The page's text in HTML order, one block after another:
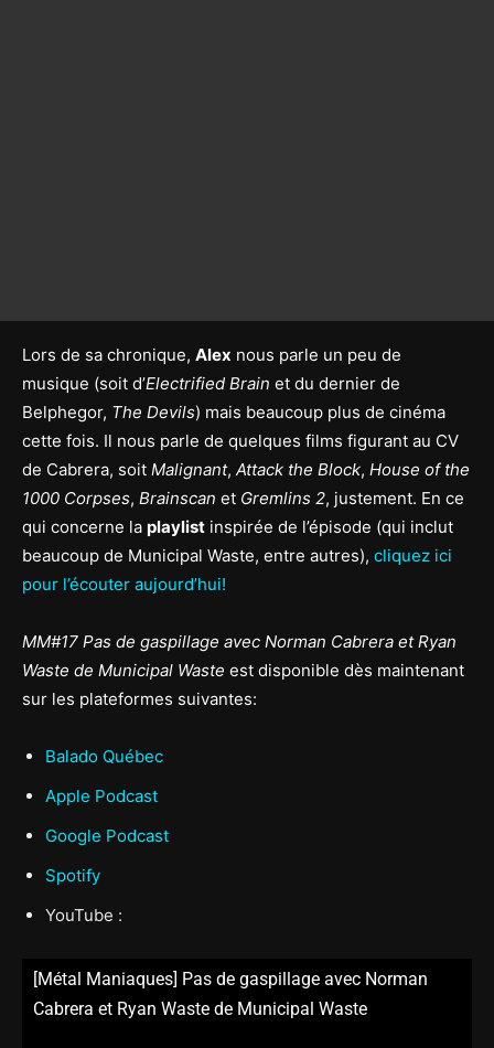
Lors de sa chronique, Alex nous parle un peu de
musique (soit d’Electrified Brain et du dernier de
Belphegor, The Devils) mais beaucoup plus de cinéma
cette fois. Il nous parle de quelques films figurant au CV
de Cabrera, soit Malignant, Attack the Block, House of the
1000 Corpses, Brainscan et Gremlins 2, justement. En ce
qui concerne la playlist inspirée de l’épisode (qui inclut
beaucoup de Municipal Waste, entre autres), cliquez ici
pour l’écouter aujourd’hui!
MM#17 Pas de gaspillage avec Norman Cabrera et Ryan
Waste de Municipal Waste est disponible dès maintenant
sur les plateformes suivantes:
Balado Québec
Apple Podcast
Google Podcast
Spotify
YouTube :
[Métal Maniaques] Pas de gaspillage avec Norman
Cabrera et Ryan Waste de Municipal Waste